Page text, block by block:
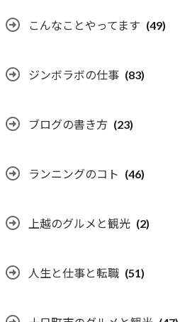
こんなことやってます (49)
ジンボラボの仕事 (83)
ブログの書き方 (23)
ランニングのコト (46)
上越のグルメと観光 (2)
人生と仕事と転職 (51)